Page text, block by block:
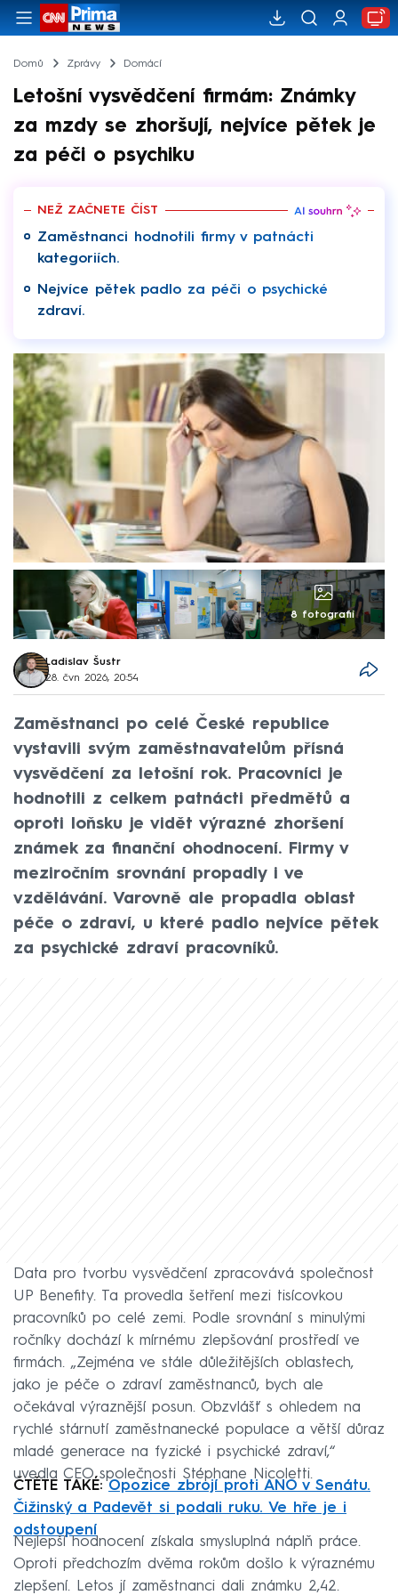
Domů Zprávy Domácí
Letošní vysvědčení firmám: Známky
za mzdy se zhoršují, nejvíce pětek je
za péči o psychiku
NEŽ ZAČNETE ČÍST
Zaměstnanci hodnotili firmy v patnácti
kategoriích.
Nejvíce pětek padlo za péči o psychické
zdraví.
8 fotografií
Ladislav Šustr
28. čvn 2026, 20:54
Zaměstnanci po celé České republice
vystavili svým zaměstnavatelům přísná
vysvědčení za letošní rok. Pracovníci je
hodnotili z celkem patnácti předmětů a
oproti loňsku je vidět výrazné zhoršení
známek za finanční ohodnocení. Firmy v
meziročním srovnání propadly i ve
vzdělávání. Varovně ale propadla oblast
péče o zdraví, u které padlo nejvíce pětek
za psychické zdraví pracovníků.
Data pro tvorbu vysvědčení zpracovává společnost
UP Benefity. Ta provedla šetření mezi tisícovkou
pracovníků po celé zemi. Podle srovnání s minulými
ročníky dochází k mírnému zlepšování prostředí ve
firmách. „Zejména ve stále důležitějších oblastech,
jako je péče o zdraví zaměstnanců, bych ale
očekával výraznější posun. Obzvlášť s ohledem na
rychlé stárnutí zaměstnanecké populace a větší důraz
mladé generace na fyzické i psychické zdraví,“
uvedla CEO společnosti Stéphane Nicoletti.
ČTĚTE TAKÉ:Opozice zbrojí proti ANO v Senátu.
Čižinský a Padevět si podali ruku. Ve hře je i
odstoupení
Nejlepší hodnocení získala smysluplná náplň práce.
Oproti předchozím dvěma rokům došlo k výraznému
zlepšení. Letos jí zaměstnanci dali známku 2,42.